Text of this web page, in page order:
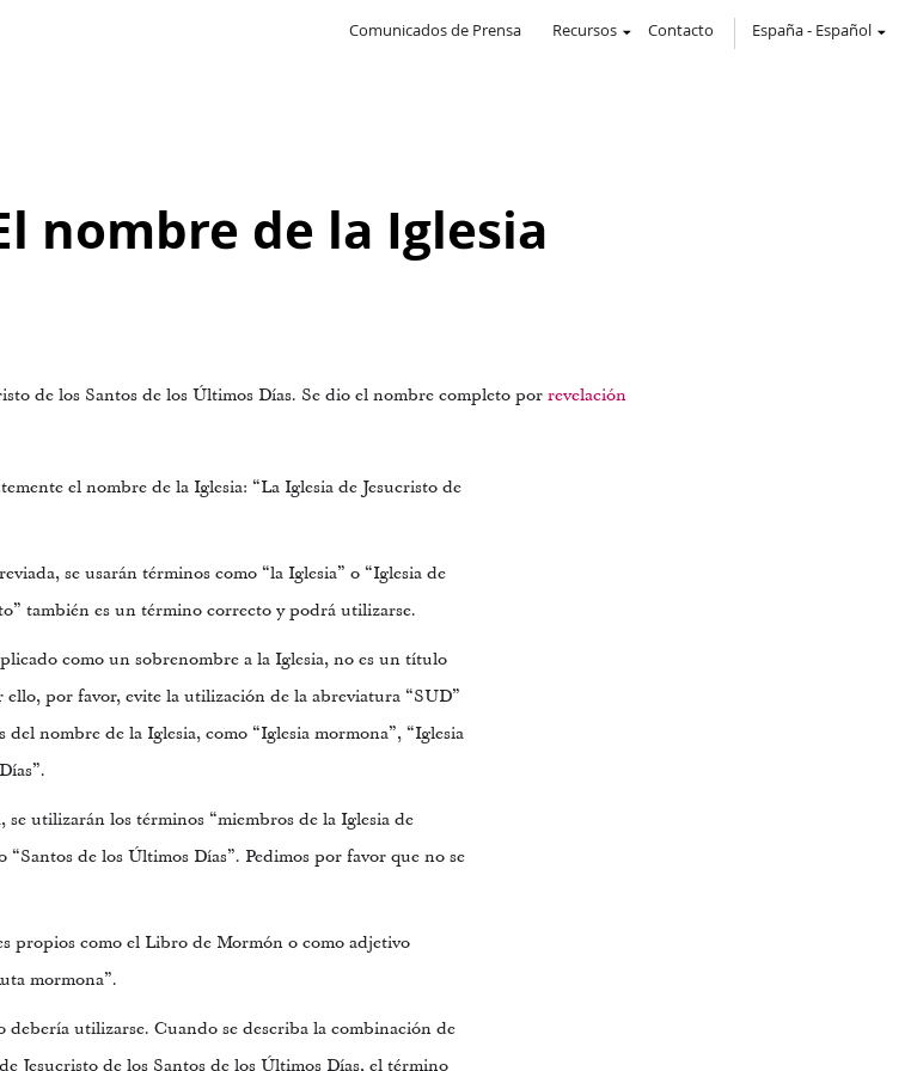
Comunicados de Prensa Recursos Contacto España- Español
nombre de la Iglesia
de los Santos de los Últimos Días. Se dio el nombre completo por revelación
el nombre de la Iglesia: “La Iglesia de Jesucristo de
se usarán términos como “la Iglesia” o “Iglesia de
también es un término correcto y podrá utilizarse.
como un sobrenombre a la Iglesia, no es un título
ello, por favor, evite la utilización de la abreviatura “SUD”
nombre de la Iglesia, como “Iglesia mormona”, “Iglesia
se utilizarán los términos “miembros de la Iglesia de
“Santos de los Últimos Días”. Pedimos por favor que no se
propios como el Libro de Mormón o como adjetivo
mormona”.
utilizarse. Cuando se describa la combinación de
Jesucristo de los Santos de los Últimos Días, el término